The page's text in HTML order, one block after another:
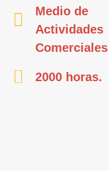
Medio de
Actividades
Comerciales
2000 horas.